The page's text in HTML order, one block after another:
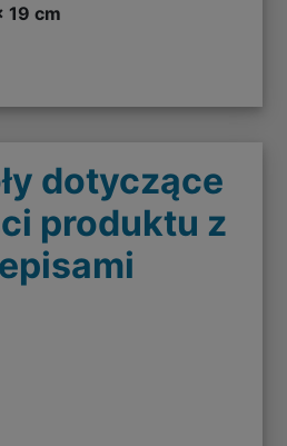
19 cm
dotyczące
produktu z